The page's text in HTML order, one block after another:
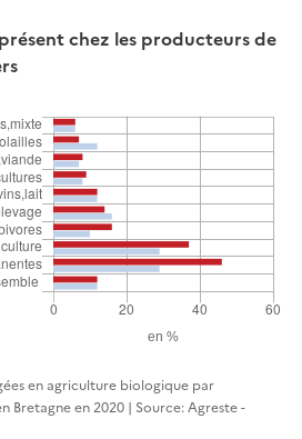
chez les producteurs de
en agriculture biologique par
Bretagne en 2020 | Source: Agreste -